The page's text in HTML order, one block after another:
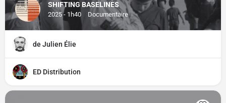
SHIFTING BASELINES
2025 - 1h40 Documentaire
de Julien Élie
ED Distribution